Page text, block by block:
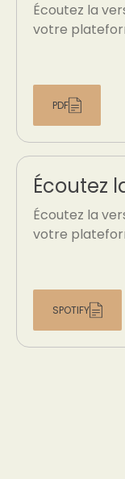
Écoutez la
votre
PDF
Écoutez
Écoutez la
votre
SPOTIFY